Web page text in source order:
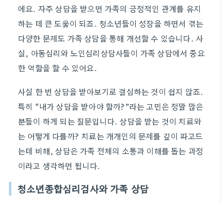
에요. 자주 상담을 받으면 가족의 긍정적인 관계를 유지
하는 데 큰 도움이 되죠. 청소년들이 성장을 하면서 겪는
다양한 문제도 가족 상담을 통해 개선할 수 있습니다. 사
실, 아동심리와 노인심리상담사들이 가족 상담에서 중요
한 역할을 할 수 있어요.
사실 한 번 상담을 받아보기로 결심하는 것이 쉽지 않죠.
특히 “내가 상담을 받아야 할까?”라는 고민은 정말 많은
분들이 하게 되는 질문입니다. 상담을 받는 것이 치료와
는 어떻게 다를까? 치료는 개개인의 문제를 깊이 파고드
는데 비해, 상담은 가족 전체의 소통과 이해를 돕는 과정
이라고 생각하면 됩니다.
청소년종합심리검사와 가족 상담